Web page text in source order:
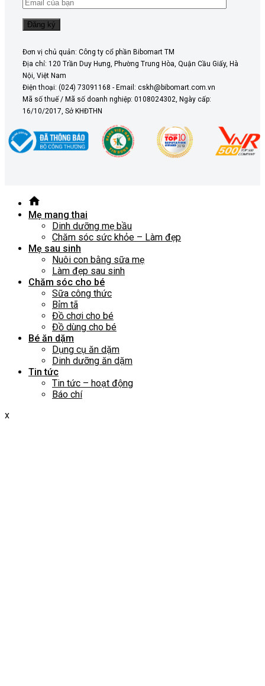
Đơn vị chủ quản: Công ty cổ phần Bibomart TM
Địa chỉ: 120 Trần Duy Hưng, Phường Trung Hòa, Quận Cầu Giấy, Hà
Nội, Việt Nam
Điện thoại: (024) 73091168 - Email: cskh@bibomart.com.vn
Mã số thuế / Mã số doanh nghiệp: 0108024302, Ngày cấp:
16/10/2017, Sở KHĐTHN
Mẹ mang thai
Dinh dưỡng mẹ bầu
Chăm sóc sức khỏe – Làm đẹp
Mẹ sau sinh
Nuôi con bằng sữa mẹ
Làm đẹp sau sinh
Chăm sóc cho bé
Sữa công thức
Bỉm tã
Đồ chơi cho bé
Đồ dùng cho bé
Bé ăn dặm
Dụng cụ ăn dặm
Dinh dưỡng ăn dặm
Tin tức
Tin tức – hoạt động
Báo chí
x